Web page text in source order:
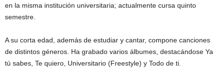
en la misma institución universitaria; actualmente cursa quinto
semestre.
A su corta edad, además de estudiar y cantar, compone canciones
de distintos géneros. Ha grabado varios álbumes, destacándose Ya
tú sabes, Te quiero, Universitario (Freestyle) y Todo de ti.